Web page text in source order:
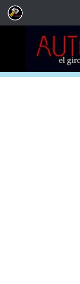
Saltar al contenido